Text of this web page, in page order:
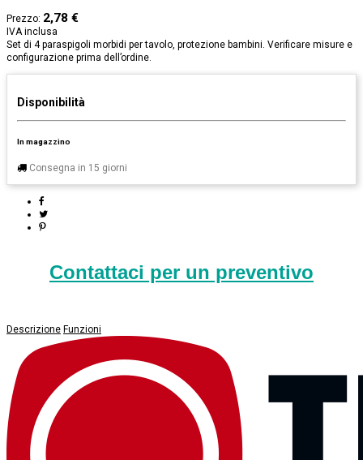
Prezzo: 2,78 €
IVA inclusa
Set di 4 paraspigoli morbidi per tavolo, protezione bambini. Verificare misure e
configurazione prima dell’ordine.
Disponibilità
In magazzino
Consegna in 15 giorni
Contattaci per un preventivo
Descrizione Funzioni